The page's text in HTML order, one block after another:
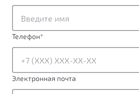
от 1 699 990 ₽*
Обзор В наличии
X70
Подробно
Автомобили в наличии
Тест-драйв
Будьте еще более уверены на
Преимущества программы
Телефон*
Электронная почта